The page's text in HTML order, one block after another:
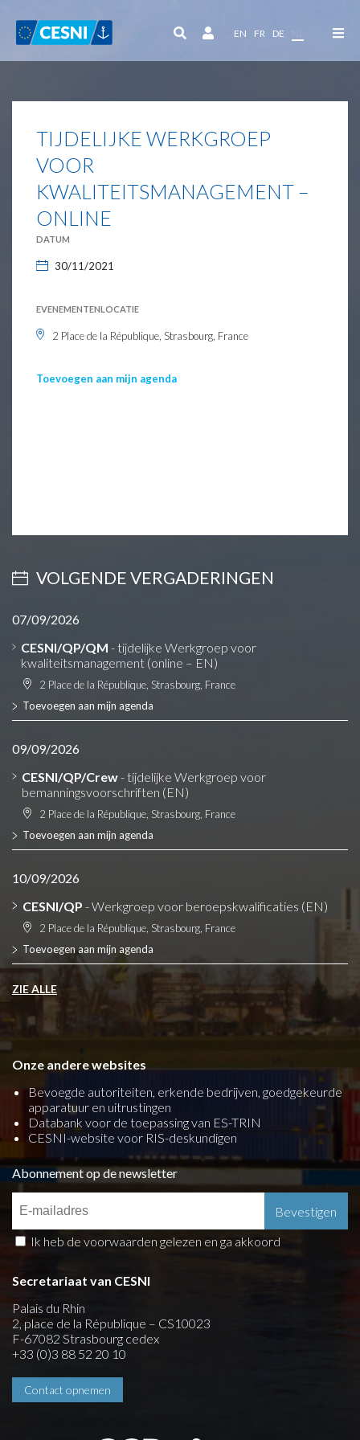
EN FR DE NL
TIJDELIJKE WERKGROEP
VOOR
KWALITEITSMANAGEMENT –
ONLINE
DATUM
30/11/2021
EVENEMENTENLOCATIE
2 Place de la République, Strasbourg, France
Toevoegen aan mijn agenda
VOLGENDE VERGADERINGEN
07/09/2026
CESNI/QP/QM - tijdelijke Werkgroep voor
kwaliteitsmanagement (online – EN)
2 Place de la République, Strasbourg, France
Toevoegen aan mijn agenda
09/09/2026
CESNI/QP/Crew- tijdelijke Werkgroep voor
bemanningsvoorschriften (EN)
2 Place de la République, Strasbourg, France
Toevoegen aan mijn agenda
10/09/2026
CESNI/QP - Werkgroep voor beroepskwalificaties (EN)
2 Place de la République, Strasbourg, France
Toevoegen aan mijn agenda
ZIE ALLE
Onze andere websites
Bevoegde autoriteiten, erkende bedrijven, goedgekeurde
apparatuur en uitrustingen
Databank voor de toepassing van ES-TRIN
CESNI-website voor RIS-deskundigen
Abonnement op de newsletter
Ik heb de voorwaarden gelezen en ga akkoord
Secretariaat van CESNI
Palais du Rhin
2, place de la République – CS10023
F-67082 Strasbourg cedex
+33 (0)3 88 52 20 10
Contact opnemen